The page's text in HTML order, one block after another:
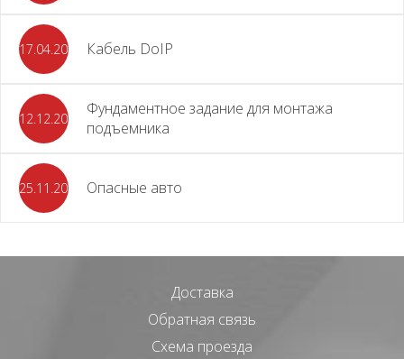
17.04.2024 Кабель DoIP
12.12.2023
Фундаментное задание для монтажа
подъемника
25.11.2023 Опасные авто
Доставка
Обратная связь
Схема проезда